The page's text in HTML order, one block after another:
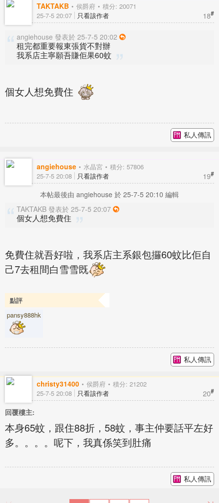
TAKTAKB 侯爵府 積分: 20071
18#
25-7-5 20:07 只看該作者
angiehouse 發表於 25-7-5 20:02
租完都重要報東張貨不對辦
我系店主寧願吾賺佢果60蚊
個女人想免費住
私人傳訊
angiehouse 水晶宮 積分: 57806
19#
25-7-5 20:08 只看該作者
本帖最後由 angiehouse 於 25-7-5 20:10 編輯
TAKTAKB 發表於 25-7-5 20:07
個女人想免費住
免費住就吾好啦，我系店主系銀包攞60蚊比佢自
己7去租間白雪雪既
點評
pansy888hk
私人傳訊
christy31400 侯爵府 積分: 21202
20#
25-7-5 20:08 只看該作者
回覆樓主:
本身65蚊，跟住88折，58蚊，事主仲要話平左好
多。。。。呢下，我真係笑到肚痛
私人傳訊